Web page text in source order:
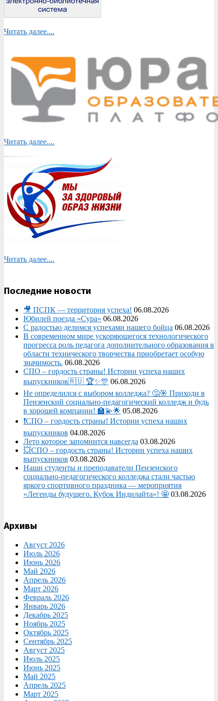
Читать далее....
Читать далее....
Читать далее....
Последние новости
🎥 ПСПК — территория успеха! 06.08.2026
Юбилей поезда «Сура» 06.08.2026
С радостью делимся успехами нашего бойца 06.08.2026
В современном мире ускоряющегося технологического
прогресса роль педагога дополнительного образования в
области технического творчества приобретает особую
значимость. 06.08.2026
СПО – гордость страны! Истории успеха наших
выпускников🇷🇺 🏆✨🎊 06.08.2026
Не определился с выбором колледжа? 🤔🎯 Приходи в
Пензенский социально-педагогический колледж и будь
в хорошей компании! 🏫💫🌟 05.08.2026
❗СПО – гордость страны! Истории успеха наших
выпускников 04.08.2026
Лето которое запомнится навсегда 03.08.2026
💥СПО – гордость страны! Истории успеха наших
выпускников 03.08.2026
Наши студенты и преподаватели Пензенского
социально‑педагогического колледжа стали частью
яркого спортивного праздника — мероприятия
«Легенды будущего. Кубок Индилайта»! 🤩 03.08.2026
Архивы
Август 2026
Июль 2026
Июнь 2026
Май 2026
Апрель 2026
Март 2026
Февраль 2026
Январь 2026
Декабрь 2025
Ноябрь 2025
Октябрь 2025
Сентябрь 2025
Август 2025
Июль 2025
Июнь 2025
Май 2025
Апрель 2025
Март 2025